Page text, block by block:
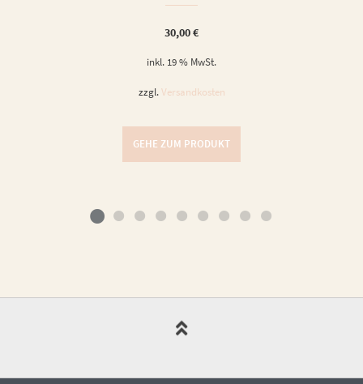
30,00€
inkl. 19 % MwSt.
zzgl. Versandkosten
GEHE ZUM PRODUKT